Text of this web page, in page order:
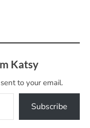
Katsy
to your email.
Subscribe